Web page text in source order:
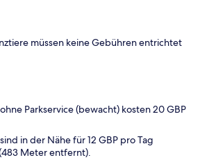
müssen keine Gebühren entrichtet
Parkservice (bewacht) kosten 20 GBP
in der Nähe für 12 GBP pro Tag
Meter entfernt).